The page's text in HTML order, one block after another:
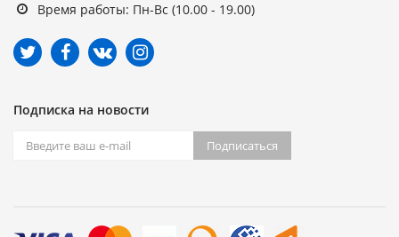
Время работы: Пн-Вс (10.00 - 19.00)
Подписка на новости
Подписаться